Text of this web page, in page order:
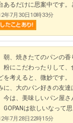
あるだけに思案中です
年7月30日10時33分
朝、焼きたてのパンの
粉にこだわったりして
を考えると、微妙です。
に、大のパン好きの友
今は、美味しいパン屋
GOPANは欲しいなって思
年7月28日22時15分